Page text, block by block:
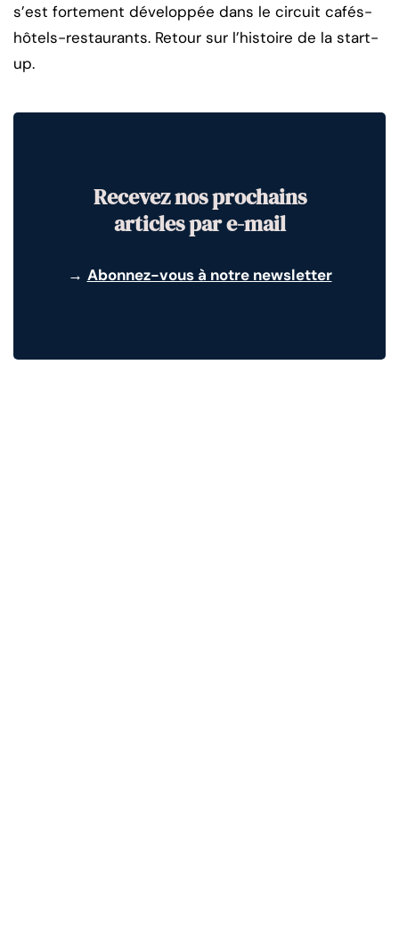
s’est fortement développée dans le circuit cafés-
hôtels-restaurants. Retour sur l’histoire de la start-
up.
Recevez nos prochains
articles par e-mail
→ Abonnez-vous à notre newsletter